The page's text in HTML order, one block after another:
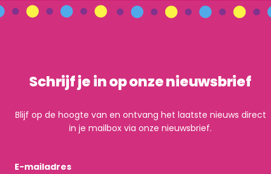
Schrijf je in op onze nieuwsbrief
Blijf op de hoogte van en ontvang het laatste nieuws direct
in je mailbox via onze nieuwsbrief.
E-mailadres